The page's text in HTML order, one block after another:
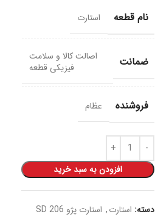
نام قطعه استارت
ضمانت
اصالت کالا و سلامت
فیزیکی قطعه
فروشنده عظام
افزودن به سبد خرید
دسته: استارت, استارت پژو 206 SD